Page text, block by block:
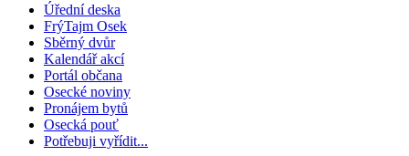
Úřední deska
FrýTajm Osek
Sběrný dvůr
Kalendář akcí
Portál občana
Osecké noviny
Pronájem bytů
Osecká pouť
Potřebuji vyřídit...